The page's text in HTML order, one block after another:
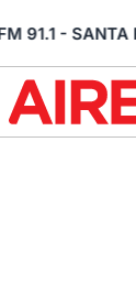
91.1 - SANTA